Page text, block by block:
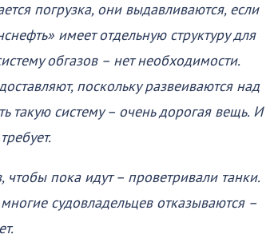
погрузка, они выдавливаются, если
имеет отдельную структуру для
обгазов – нет необходимости.
поскольку развеиваются над
такую систему – очень дорогая вещь. И
чтобы пока идут – проветривали танки.
судовладельцев отказываются –